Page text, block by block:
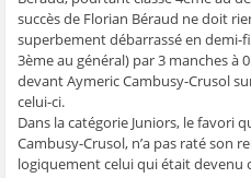
succès de Florian Béraud ne doit
superbement débarrassé en demi-
3ème au général) par 3 manches à
devant Aymeric Cambusy-Crusol
celui-ci.
Dans la catégorie Juniors, le favori
Cambusy-Crusol, n’a pas raté son
logiquement celui qui était devenu